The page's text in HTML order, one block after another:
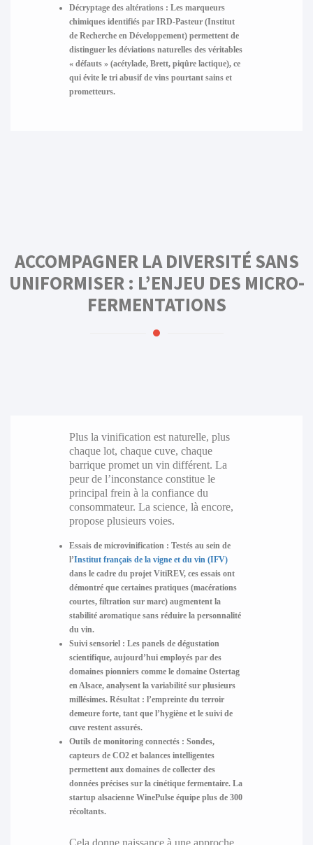
Décryptage des altérations : Les marqueurs
chimiques identifiés par IRD-Pasteur (Institut
de Recherche en Développement) permettent de
distinguer les déviations naturelles des véritables
« défauts » (acétylade, Brett, piqûre lactique), ce
qui évite le tri abusif de vins pourtant sains et
prometteurs.
ACCOMPAGNER LA DIVERSITÉ SANS
UNIFORMISER : L’ENJEU DES MICRO-
FERMENTATIONS
Plus la vinification est naturelle, plus
chaque lot, chaque cuve, chaque
barrique promet un vin différent. La
peur de l’inconstance constitue le
principal frein à la confiance du
consommateur. La science, là encore,
propose plusieurs voies.
Essais de microvinification : Testés au sein de
l’Institut français de la vigne et du vin (IFV)
dans le cadre du projet VitiREV, ces essais ont
démontré que certaines pratiques (macérations
courtes, filtration sur marc) augmentent la
stabilité aromatique sans réduire la personnalité
du vin.
Suivi sensoriel : Les panels de dégustation
scientifique, aujourd’hui employés par des
domaines pionniers comme le domaine Ostertag
en Alsace, analysent la variabilité sur plusieurs
millésimes. Résultat : l’empreinte du terroir
demeure forte, tant que l’hygiène et le suivi de
cuve restent assurés.
Outils de monitoring connectés : Sondes,
capteurs de CO2 et balances intelligentes
permettent aux domaines de collecter des
données précises sur la cinétique fermentaire. La
startup alsacienne WinePulse équipe plus de 300
récoltants.
Cela donne naissance à une approche